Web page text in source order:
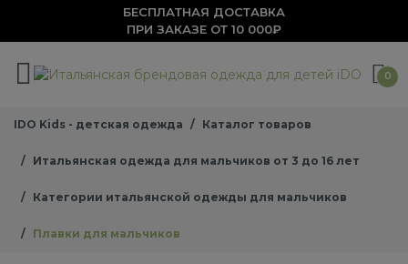
БЕСПЛАТНАЯ ДОСТАВКА
ПРИ ЗАКАЗЕ ОТ 10 000₽
0
IDO Kids - детская одежда Каталог товаров
Итальянская одежда для мальчиков от 3 до 16 лет
Категории итальянской одежды для мальчиков
Плавки для мальчиков